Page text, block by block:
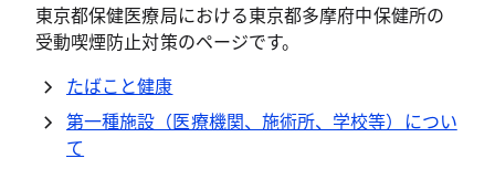
東京都保健医療局における東京都多摩府中保健所の
受動喫煙防止対策のページです。
たばこと健康
第一種施設（医療機関、施術所、学校等）につい
て